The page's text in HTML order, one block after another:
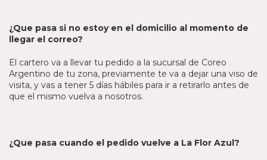
¿Que pasa si no estoy en el domicilio al momento de
llegar el correo?
El cartero va a llevar tu pedido a la sucursal de Coreo
Argentino de tu zona, previamente te va a dejar una viso de
visita, y vas a tener 5 días hábiles para ir a retirarlo antes de
que el mismo vuelva a nosotros.
¿Que pasa cuando el pedido vuelve a La Flor Azul?